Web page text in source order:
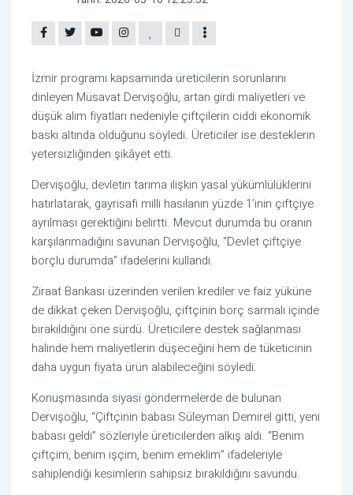
İzmir programı kapsamında üreticilerin sorunlarını
dinleyen Müsavat Dervişoğlu, artan girdi maliyetleri ve
düşük alım fiyatları nedeniyle çiftçilerin ciddi ekonomik
baskı altında olduğunu söyledi. Üreticiler ise desteklerin
yetersizliğinden şikâyet etti.
Dervişoğlu, devletin tarıma ilişkin yasal yükümlülüklerini
hatırlatarak, gayrisafi milli hasılanın yüzde 1’inin çiftçiye
ayrılması gerektiğini belirtti. Mevcut durumda bu oranın
karşılanmadığını savunan Dervişoğlu, “Devlet çiftçiye
borçlu durumda” ifadelerini kullandı.
Ziraat Bankası üzerinden verilen krediler ve faiz yüküne
de dikkat çeken Dervişoğlu, çiftçinin borç sarmalı içinde
bırakıldığını öne sürdü. Üreticilere destek sağlanması
halinde hem maliyetlerin düşeceğini hem de tüketicinin
daha uygun fiyata ürün alabileceğini söyledi.
Konuşmasında siyasi göndermelerde de bulunan
Dervişoğlu, “Çiftçinin babası Süleyman Demirel gitti, yeni
babası geldi” sözleriyle üreticilerden alkış aldı. “Benim
çiftçim, benim işçim, benim emeklim” ifadeleriyle
sahiplendiği kesimlerin sahipsiz bırakıldığını savundu.